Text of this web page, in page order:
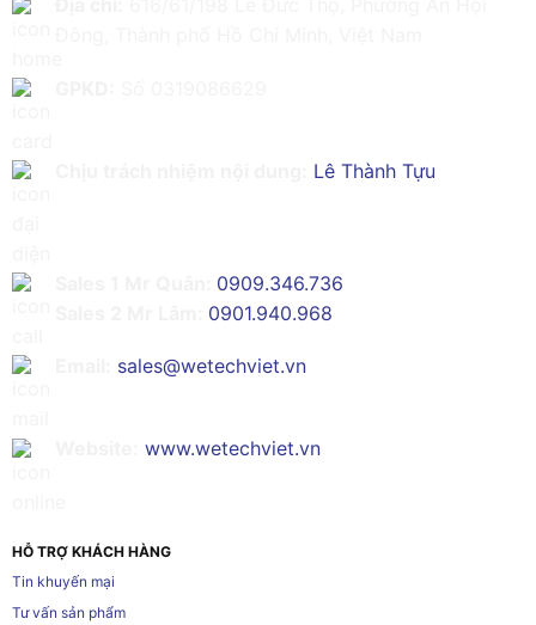
Lê Thành Tựu
0909.346.736
0901.940.968
sales@wetechviet.vn
www.wetechviet.vn
HỖ TRỢ KHÁCH HÀNG
Tin khuyến mại
Tư vấn sản phẩm